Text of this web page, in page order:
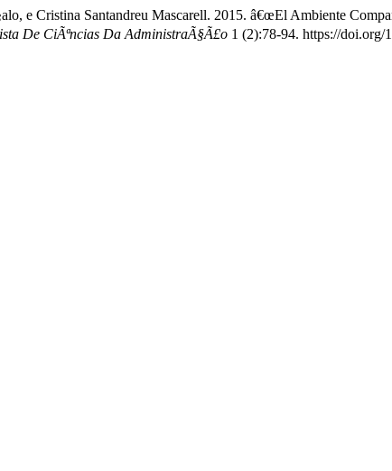
e Cristina Santandreu Mascarell. 2015. â€œEl Ambiente
De CiÃªncias Da AdministraÃ§Ã£o 1 (2):78-94. https://doi.org/